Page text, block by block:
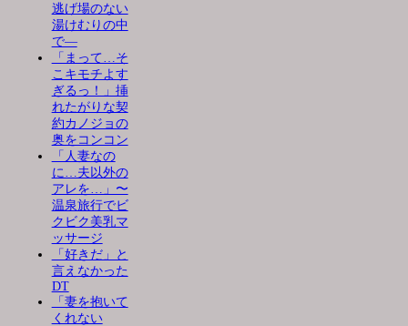
逃げ場のない
湯けむりの中
で―
「まって…そ
こキモチよす
ぎるっ！」挿
れたがりな契
約カノジョの
奥をコンコン
「人妻なの
に…夫以外の
アレを…」〜
温泉旅行でビ
クビク美乳マ
ッサージ
「好きだ」と
言えなかった
DT
「妻を抱いて
くれない